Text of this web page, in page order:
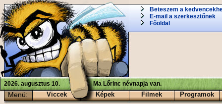
Beteszem a
E-mail a szerkesztőnek
Főoldal
2026. augusztus 10. Ma Lőrinc névnapja van.
Menü: Viccek Képek Filmek Programok